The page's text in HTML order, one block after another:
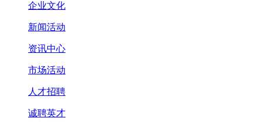
企业文化
新闻活动
资讯中心
市场活动
人才招聘
诚聘英才